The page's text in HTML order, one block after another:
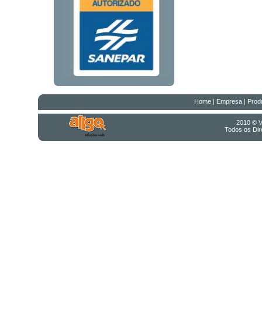
Home | Empresa |
2010 ©
Todos os